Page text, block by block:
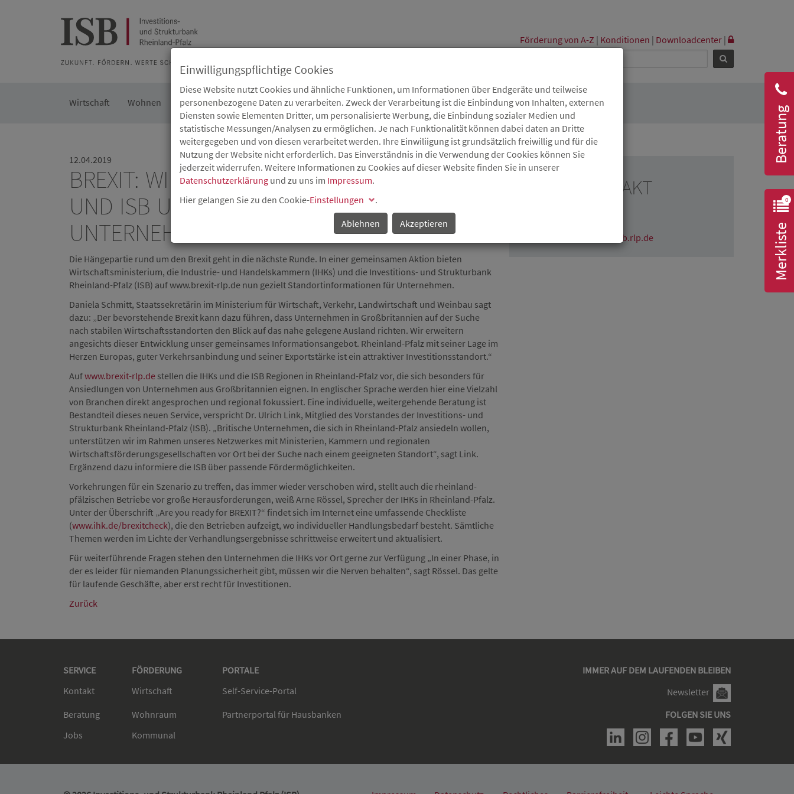
Förderung von A-Z | Konditionen | Downloadcenter |
Wirtschaft Wohnen Kommunal Die ISB Karriere Service Aktuelles
Beratung
0
Merkliste
12.04.2019
BREXIT: WIRTSCHAFTSMINISTERIUM, IHKS
UND ISB UNTERSTÜTZEN GEMEINSAM
UNTERNEHMEN
Die Hängepartie rund um den Brexit geht in die nächste Runde. In einer gemeinsamen Aktion bieten
Wirtschaftsministerium, die Industrie- und Handelskammern (IHKs) und die Investitions- und Strukturbank
Rheinland-Pfalz (ISB) auf www.brexit-rlp.de nun gezielt Standortinformationen für Unternehmen.
Daniela Schmitt, Staatssekretärin im Ministerium für Wirtschaft, Verkehr, Landwirtschaft und Weinbau sagt
dazu: „Der bevorstehende Brexit kann dazu führen, dass Unternehmen in Großbritannien auf der Suche
nach stabilen Wirtschaftsstandorten den Blick auf das nahe gelegene Ausland richten. Wir erweitern
angesichts dieser Entwicklung unser gemeinsames Informationsangebot. Rheinland-Pfalz mit seiner Lage im
Herzen Europas, guter Verkehrsanbindung und seiner Exportstärke ist ein attraktiver Investitionsstandort.“
Aufwww.brexit-rlp.de stellen die IHKs und die ISB Regionen in Rheinland-Pfalz vor, die sich besonders für
Ansiedlungen von Unternehmen aus Großbritannien eignen. In englischer Sprache werden hier eine Vielzahl
von Branchen direkt angesprochen und regional fokussiert. Eine individuelle, weitergehende Beratung ist
Bestandteil dieses neuen Service, verspricht Dr. Ulrich Link, Mitglied des Vorstandes der Investitions- und
Strukturbank Rheinland-Pfalz (ISB). „Britische Unternehmen, die sich in Rheinland-Pfalz ansiedeln wollen,
unterstützen wir im Rahmen unseres Netzwerkes mit Ministerien, Kammern und regionalen
Wirtschaftsförderungsgesellschaften vor Ort bei der Suche nach einem geeigneten Standort“, sagt Link.
Ergänzend dazu informiere die ISB über passende Fördermöglichkeiten.
Vorkehrungen für ein Szenario zu treffen, das immer wieder verschoben wird, stellt auch die rheinland-
pfälzischen Betriebe vor große Herausforderungen, weiß Arne Rössel, Sprecher der IHKs in Rheinland-Pfalz.
Unter der Überschrift „Are you ready for BREXIT?“ findet sich im Internet eine umfassende Checkliste
(www.ihk.de/brexitcheck), die den Betrieben aufzeigt, wo individueller Handlungsbedarf besteht. Sämtliche
Themen werden im Lichte der Verhandlungsergebnisse schrittweise erweitert und aktualisiert.
Für weiterführende Fragen stehen den Unternehmen die IHKs vor Ort gerne zur Verfügung „In einer Phase, in
der es leider für niemanden Planungssicherheit gibt, müssen wir die Nerven behalten“, sagt Rössel. Das gelte
für laufende Geschäfte, aber erst recht für Investitionen.
Zurück
PRESSEKONTAKT
claudia.wichmann@isb.rlp.de
SERVICE FÖRDERUNG PORTALE
IMMER AUF DEM LAUFENDEN BLEIBEN
Kontakt
Wirtschaft Self-Service-Portal
Newsletter
Beratung
Wohnraum Partnerportal für Hausbanken
FOLGEN SIE UNS
Jobs
Kommunal
Einwilligungspflichtige Cookies
Diese Website nutzt Cookies und ähnliche Funktionen, um Informationen über Endgeräte und teilweise
personenbezogene Daten zu verarbeiten. Zweck der Verarbeitung ist die Einbindung von Inhalten, externen
Diensten sowie Elementen Dritter, um personalisierte Werbung, die Einbindung sozialer Medien und
statistische Messungen/Analysen zu ermöglichen. Je nach Funktionalität können dabei daten an Dritte
weitergegeben und von diesen verarbeitet werden. Ihre Einwiliigung ist grundsätzlich freiwillig und für die
Nutzung der Website nicht erforderlich. Das Einverständnis in die Verwendung der Cookies können Sie
jederzeit widerrufen. Weitere Informationen zu Cookies auf dieser Website finden Sie in unserer
Datenschutzerklärung und zu uns im Impressum.
Hier gelangen Sie zu den Cookie-Einstellungen
.
Ablehnen
Akzeptieren